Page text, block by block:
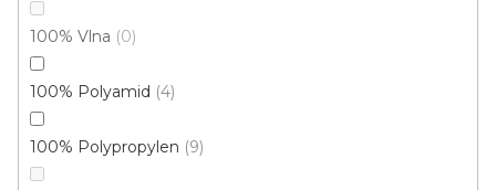
100% Vlna 0
100% Polyamid 4
100% Polypropylen 9